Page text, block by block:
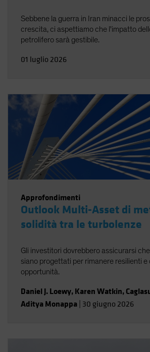
Sebbene la guerra in Iran minacci le
crescita, ci aspettiamo che l'impatto
petrolifero sarà gestibile.
01 luglio 2026
Approfondimenti
Outlook Multi-Asset di
solidità tra le turbolenze
Gli investitori dovrebbero assicurarsi
siano progettati per rimanere resilienti e
opportunità.
Daniel J. Loewy, Karen Watkin,
Aditya Monappa 30 giugno 2026